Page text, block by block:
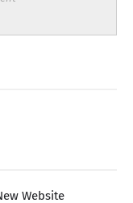
Website